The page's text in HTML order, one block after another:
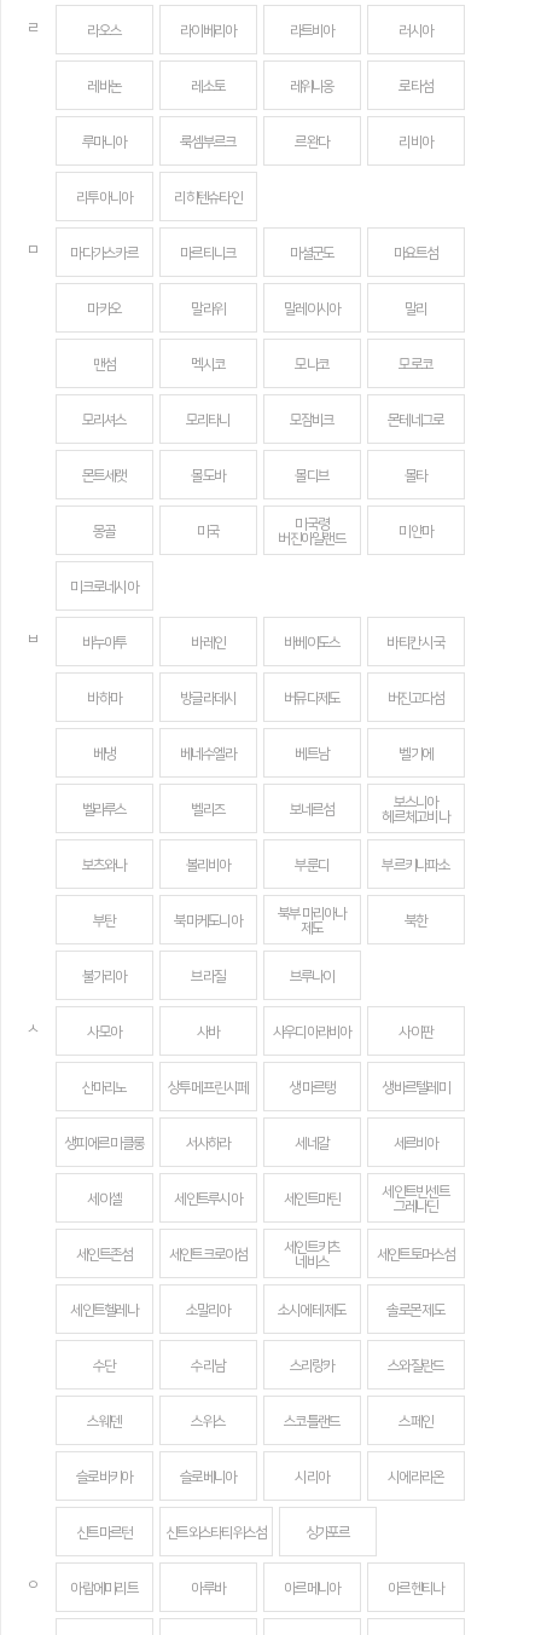
ㄹ 라오스 라이베리아 라트비아 러시아
레바논 레소토 레위니옹 로타섬
루마니아 룩셈부르크 르완다 리비아
리투아니아 리히텐슈타인
ㅁ 마다가스카르 마르티니크 마셜군도 마요트섬
마카오 말라위 말레이시아 말리
맨섬 멕시코 모나코 모로코
모리셔스 모리타니 모잠비크 몬테네그로
몬트세랫 몰도바 몰디브 몰타
몽골 미국
미국령
버진아일랜드
미얀마
미크로네시아
ㅂ 바누아투 바레인 바베이도스 바티칸 시국
바하마 방글라데시 버뮤다제도 버진고다섬
베냉 베네수엘라 베트남 벨기에
벨라루스 벨리즈 보네르섬
보스니아
헤르체고비나
보츠와나 볼리비아 부룬디 부르키나파소
부탄 북마케도니아
북부 마리아나
제도
북한
불가리아 브라질 브루나이
ㅅ 사모아 사바 사우디아라비아 사이판
산마리노 상투메 프린시페 생 마르탱 생바르텔레미
생피에르 미클롱 서사하라 세네갈 세르비아
세이셸 세인트루시아 세인트마틴
세인트빈센트
그레나딘
세인트존섬 세인트크로이섬
세인트키츠
네비스
세인트토머스섬
세인트헬레나 소말리아 소시에테 제도 솔로몬 제도
수단 수리남 스리랑카 스와질란드
스웨덴 스위스 스코틀랜드 스페인
슬로바키아 슬로베니아 시리아 시에라리온
신트마르턴 신트외스타티위스섬 싱가포르
ㅇ 아랍에미리트 아루바 아르메니아 아르헨티나